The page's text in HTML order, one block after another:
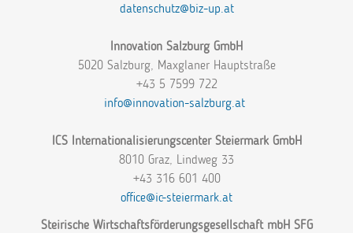
datenschutz@biz-up.at
Innovation Salzburg GmbH
5020 Salzburg, Maxglaner Hauptstraße
+43 5 7599 722
info@innovation-salzburg.at
ICS Internationalisierungscenter Steiermark GmbH
8010 Graz, Lindweg 33
+43 316 601 400
office@ic-steiermark.at
Steirische Wirtschaftsförderungsgesellschaft mbH SFG